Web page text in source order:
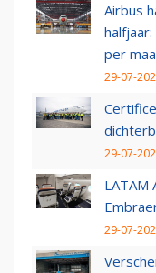
Airbus
per
29-07-
29-07-
LATAM
29-07-